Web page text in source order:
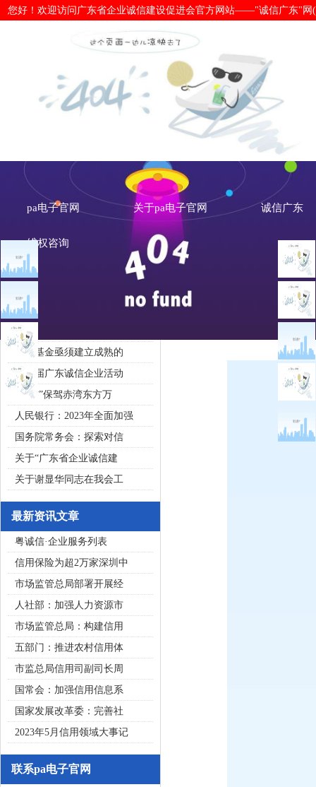
您好！欢迎访问广东省企业诚信建设促进会官方网站——"诚信广东"网
关于组织开展企业职工消毒防疫技
pa电子官网 关于pa电子官网 诚信广东
维权咨询
文章点击排行
重大突发公共卫生事件一
2020广东省守合同重信用企
私募基金亟须建立成熟的
第五届广东诚信企业活动
“诚信”保驾赤湾东方万
人民银行：2023年全面加强
国务院常务会：探索对信
关于“广东省企业诚信建
关于谢显华同志在我会工
最新资讯文章
粤诚信·企业服务列表
信用保险为超2万家深圳中
市场监管总局部署开展经
人社部：加强人力资源市
市场监管总局：构建信用
五部门：推进农村信用体
市监总局信用司副司长周
国常会：加强信用信息系
国家发展改革委：完善社
2023年5月信用领域大事记
联系pa电子官网
pa电子官网的公告